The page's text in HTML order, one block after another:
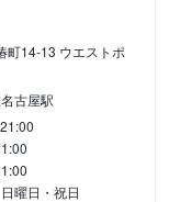
町14-13 ウエストポ
古屋駅
日曜日・祝日